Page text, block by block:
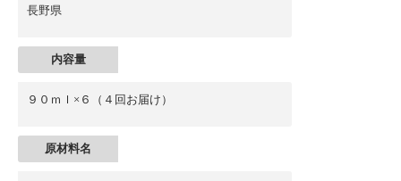
長野県
内容量
９０ｍｌ×６（４回お届け）
原材料名